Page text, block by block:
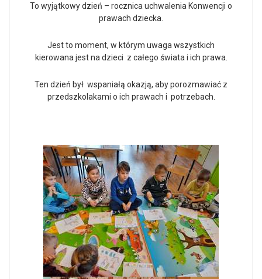
To wyjątkowy dzień – rocznica uchwalenia Konwencji o
prawach dziecka.
Jest to moment, w którym uwaga wszystkich
kierowana jest na dzieci z całego świata i ich prawa.
Ten dzień był wspaniałą okazją, aby porozmawiać z
przedszkolakami o ich prawach i potrzebach.